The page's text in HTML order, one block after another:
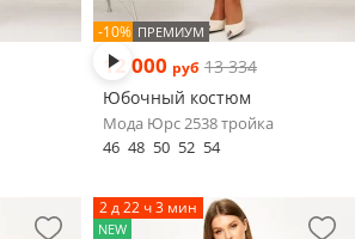
-10% ПРЕМИУМ
12 000 руб 13 334
Юбочный костюм
Мода Юрс 2538 тройка
46 48 50 52 54
2 д 22 ч 3 мин
NEW